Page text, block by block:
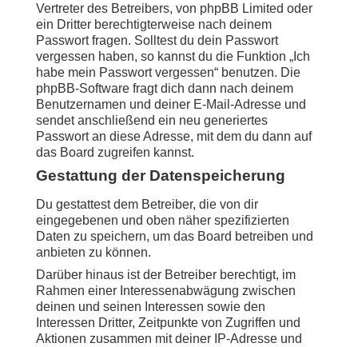
Vertreter des Betreibers, von phpBB Limited oder
ein Dritter berechtigterweise nach deinem
Passwort fragen. Solltest du dein Passwort
vergessen haben, so kannst du die Funktion „Ich
habe mein Passwort vergessen“ benutzen. Die
phpBB-Software fragt dich dann nach deinem
Benutzernamen und deiner E-Mail-Adresse und
sendet anschließend ein neu generiertes
Passwort an diese Adresse, mit dem du dann auf
das Board zugreifen kannst.
Gestattung der Datenspeicherung
Du gestattest dem Betreiber, die von dir
eingegebenen und oben näher spezifizierten
Daten zu speichern, um das Board betreiben und
anbieten zu können.
Darüber hinaus ist der Betreiber berechtigt, im
Rahmen einer Interessenabwägung zwischen
deinen und seinen Interessen sowie den
Interessen Dritter, Zeitpunkte von Zugriffen und
Aktionen zusammen mit deiner IP-Adresse und